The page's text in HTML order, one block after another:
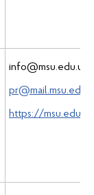
info@msu.edu.ua,
https://